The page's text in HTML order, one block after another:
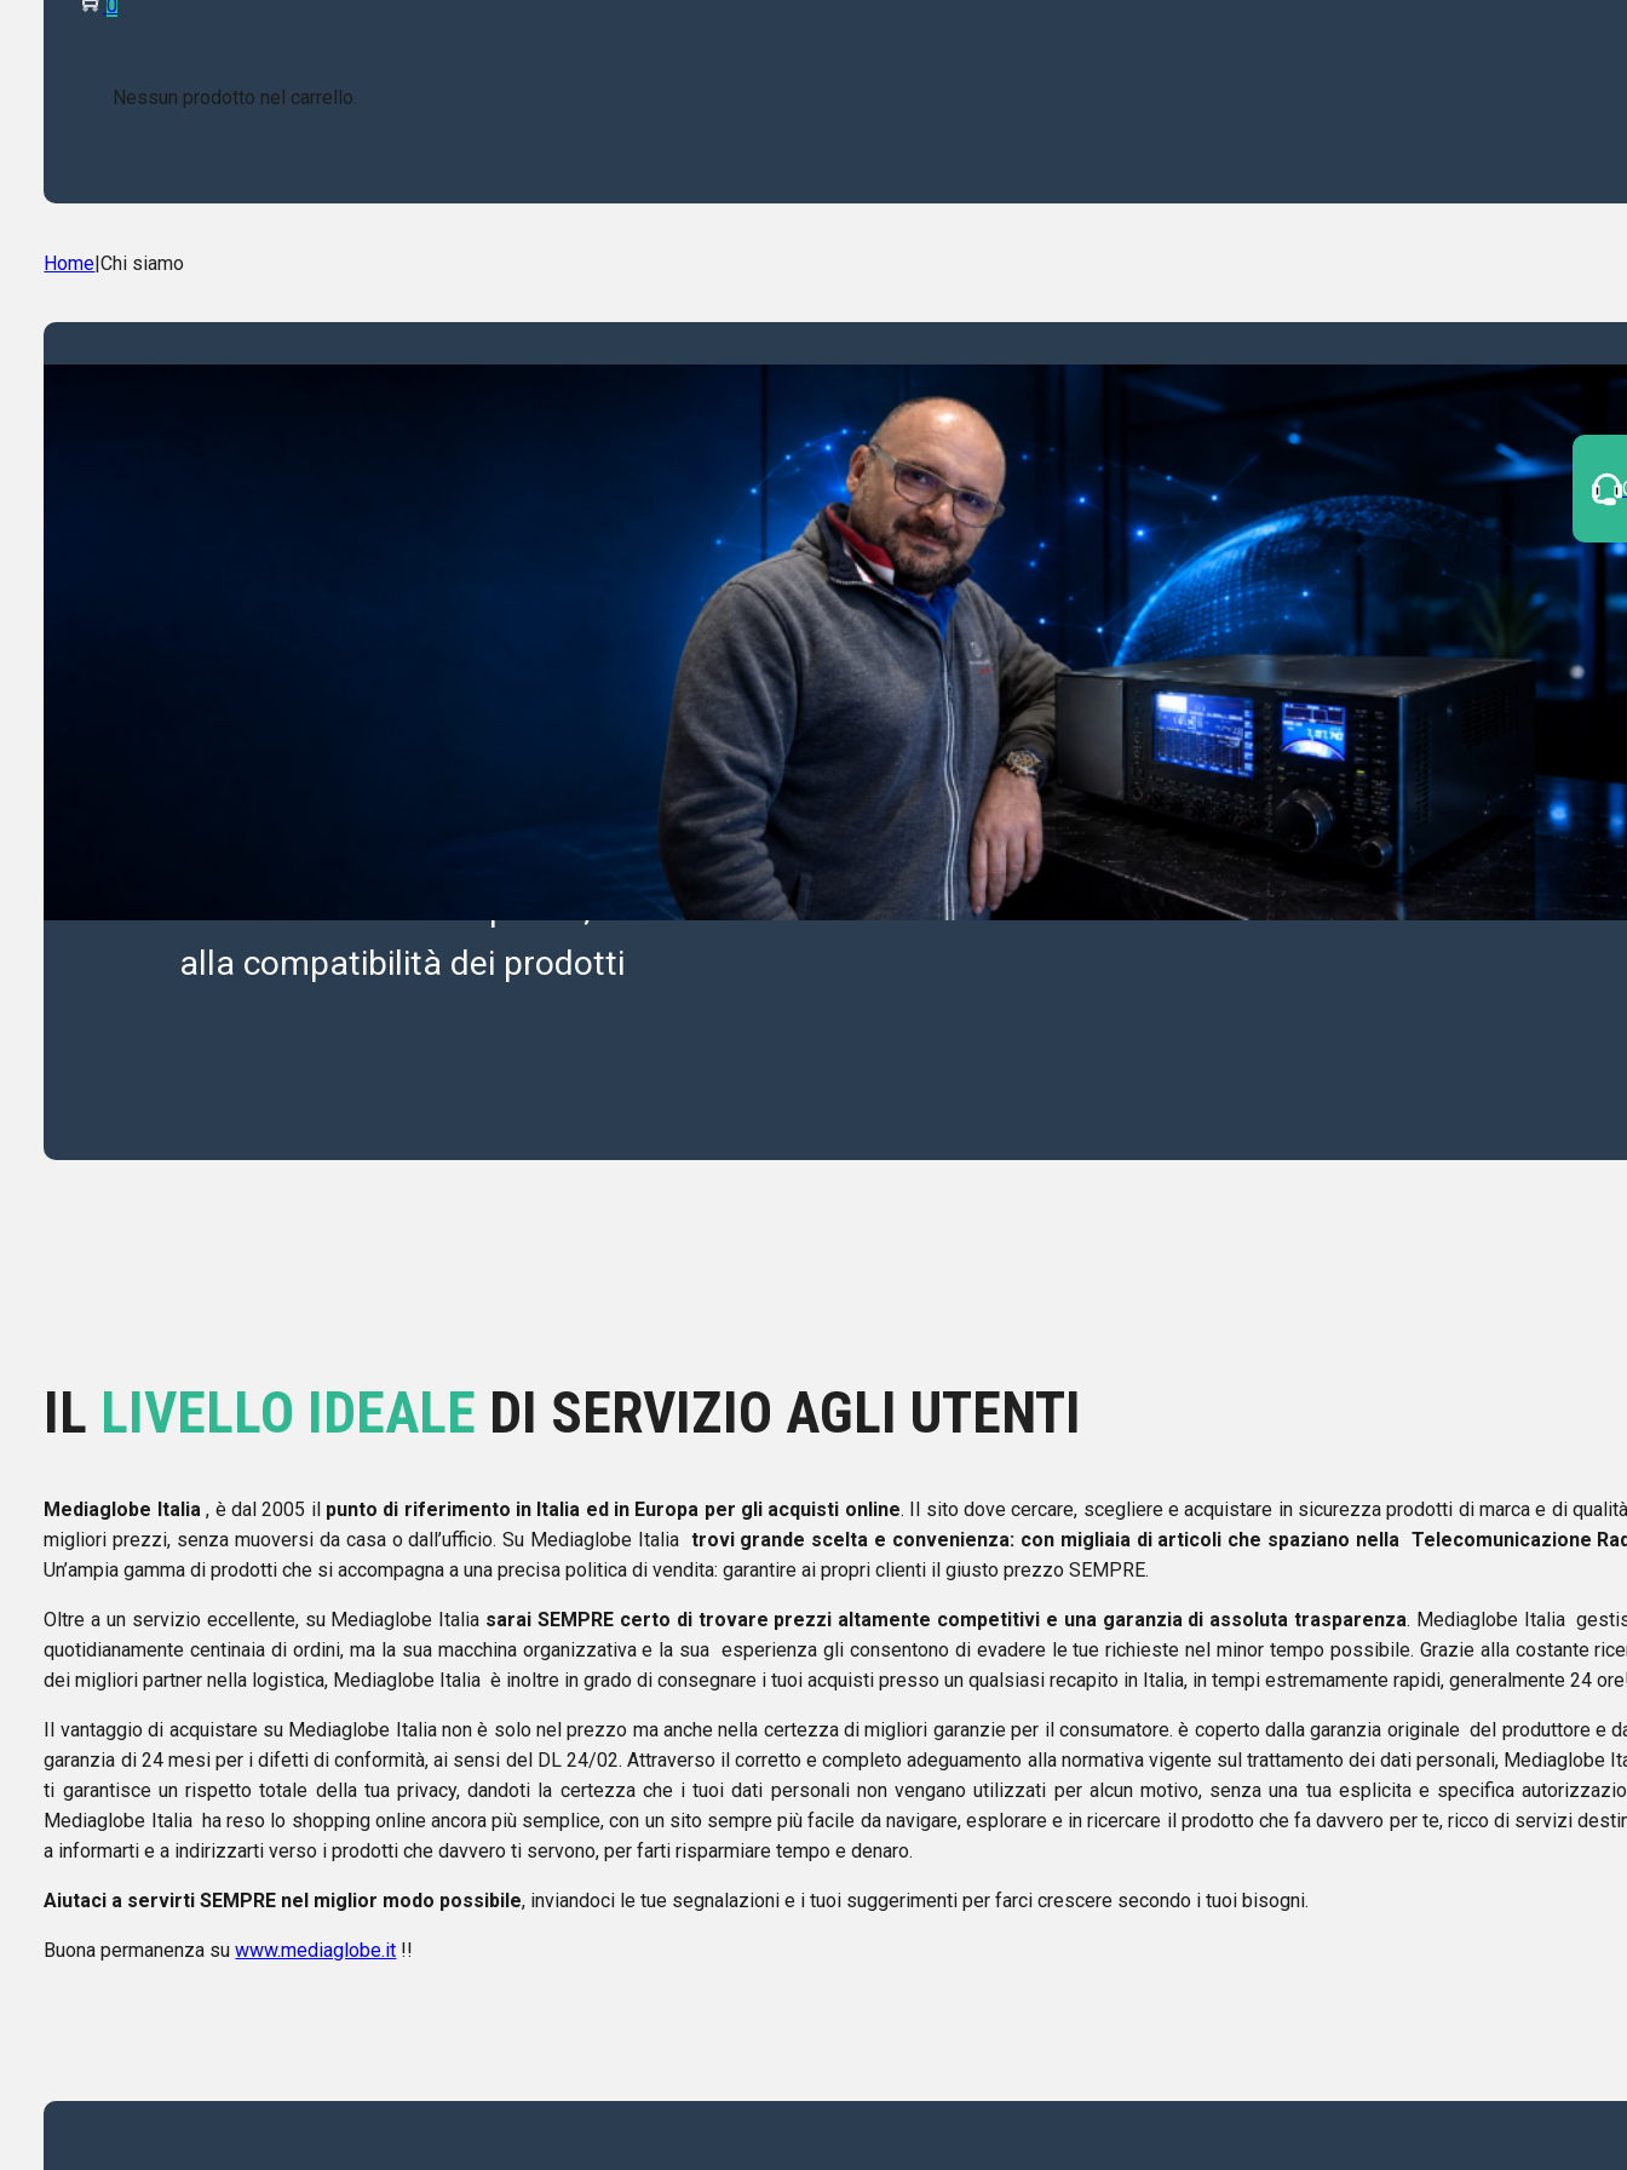
0
Nessun prodotto nel carrello.
Home|Chi siamo
Da un'idea di Beppe Magistro
Punto di riferimento per radioamatori,
professionisti e appassionati del mondo
radio. Offriamo apparati, antenne, cavi
coassiali, accessori e ricambi selezionati,
con attenzione alla qualità, all’affidabilità e
alla compatibilità dei prodotti
IL LIVELLO IDEALE DI SERVIZIO AGLI UTENTI
Mediaglobe Italia, è dal 2005 il punto di riferimento in Italia ed in Europa per gli acquisti online. Il sito dove cercare, scegliere e acquistare in sicurezza prodotti di marca e di
migliori prezzi, senza muoversi da casa o dall’ufficio. Su Mediaglobe Italia trovi grande scelta e convenienza: con migliaia di articoli che spaziano nella Telecomunicazione
Un’ampia gamma di prodotti che si accompagna a una precisa politica di vendita: garantire ai propri clienti il giusto prezzo SEMPRE.
Oltre a un servizio eccellente, su Mediaglobe Italia sarai SEMPRE certo di trovare prezzi altamente competitivi e una garanzia di assoluta trasparenza. Mediaglobe Italia
quotidianamente centinaia di ordini, ma la sua macchina organizzativa e la sua esperienza gli consentono di evadere le tue richieste nel minor tempo possibile. Grazie alla costante
dei migliori partner nella logistica, Mediaglobe Italia è inoltre in grado di consegnare i tuoi acquisti presso un qualsiasi recapito in Italia, in tempi estremamente rapidi, generalmente 24
Il vantaggio di acquistare su Mediaglobe Italia non è solo nel prezzo ma anche nella certezza di migliori garanzie per il consumatore. è coperto dalla garanzia originale del produttore e
garanzia di 24 mesi per i difetti di conformità, ai sensi del DL 24/02. Attraverso il corretto e completo adeguamento alla normativa vigente sul trattamento dei dati personali, Mediaglobe
ti garantisce un rispetto totale della tua privacy, dandoti la certezza che i tuoi dati personali non vengano utilizzati per alcun motivo, senza una tua esplicita e specifica
Mediaglobe Italia ha reso lo shopping online ancora più semplice, con un sito sempre più facile da navigare, esplorare e in ricercare il prodotto che fa davvero per te, ricco di servizi
a informarti e a indirizzarti verso i prodotti che davvero ti servono, per farti risparmiare tempo e denaro.
Aiutaci a servirti SEMPRE nel miglior modo possibile, inviandoci le tue segnalazioni e i tuoi suggerimenti per farci crescere secondo i tuoi bisogni.
Buona permanenza suwww.mediaglobe.it !!